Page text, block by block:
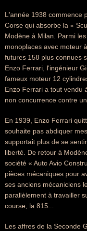
L'année 1938 commence
Corse qui absorbe la «
Modène à Milan. Parmi
monoplaces avec moteur
futures 158 plus connues
Enzo Ferrari, l'ingénieur
fameux moteur 12
Enzo Ferrari a tout vendu
non concurrence contre
En 1939, Enzo Ferrari
souhaite pas abdiquer
supportait plus de se
liberté. De retour à
société « Auto Avio
pièces mécaniques pour
ses anciens mécaniciens
parallèlement à travailler
course, la 815...
Les affres de la Seconde